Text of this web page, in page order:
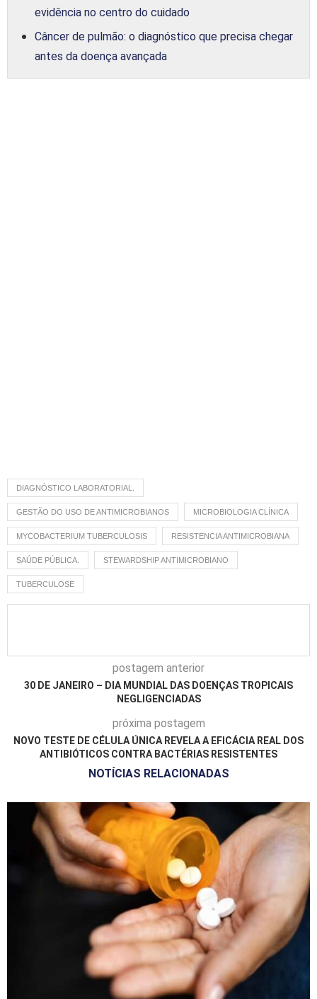
evidência no centro do cuidado
Câncer de pulmão: o diagnóstico que precisa chegar
antes da doença avançada
DIAGNÓSTICO LABORATORIAL.
GESTÃO DO USO DE ANTIMICROBIANOS MICROBIOLOGIA CLÍNICA
MYCOBACTERIUM TUBERCULOSIS RESISTENCIA ANTIMICROBIANA
SAÚDE PÚBLICA. STEWARDSHIP ANTIMICROBIANO
TUBERCULOSE
postagem anterior
30 DE JANEIRO – DIA MUNDIAL DAS DOENÇAS TROPICAIS
NEGLIGENCIADAS
próxima postagem
NOVO TESTE DE CÉLULA ÚNICA REVELA A EFICÁCIA REAL DOS
ANTIBIÓTICOS CONTRA BACTÉRIAS RESISTENTES
NOTÍCIAS RELACIONADAS